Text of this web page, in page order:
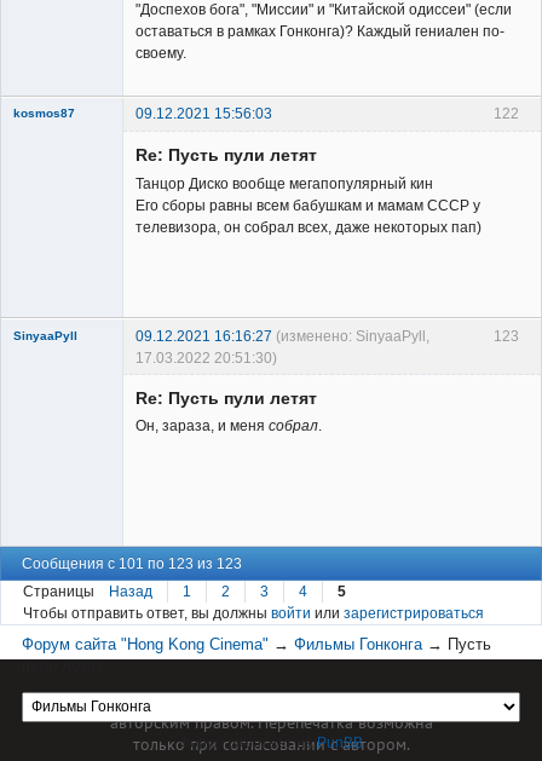
"Доспехов бога", "Миссии" и "Китайской одиссеи" (если
оставаться в рамках Гонконга)? Каждый гениален по-
своему.
122
kosmos87 09.12.2021 15:56:03
Re: Пусть пули летят
Танцор Диско вообще мегапопулярный кин
Его сборы равны всем бабушкам и мамам СССР у
телевизора, он собрал всех, даже некоторых пап)
123
SinyaaPyll 09.12.2021 16:16:27 (изменено: SinyaaPyll,
17.03.2022 20:51:30)
Re: Пусть пули летят
Он, зараза, и меня собрал.
Сообщения с 101 по 123 из 123
Страницы
Назад 1 2 3 4
5
Чтобы отправить ответ, вы должны войти или зарегистрироваться
Форум сайта "Hong Kong Cinema" →Фильмы Гонконга → Пусть
Форум работает наPunBB
Материал сайта hkcinema.ru защищен
авторским правом. Перепечатка возможна
только при согласовании с автором.